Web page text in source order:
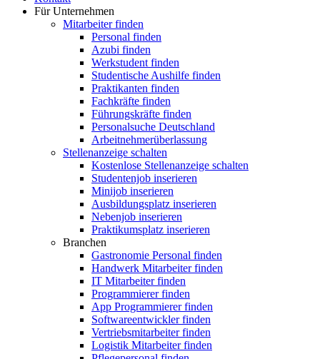
Für Unternehmen
Mitarbeiter finden
Personal finden
Azubi finden
Werkstudent finden
Studentische Aushilfe finden
Praktikanten finden
Fachkräfte finden
Führungskräfte finden
Personalsuche Deutschland
Arbeitnehmerüberlassung
Stellenanzeige schalten
Kostenlose Stellenanzeige schalten
Studentenjob inserieren
Minijob inserieren
Ausbildungsplatz inserieren
Nebenjob inserieren
Praktikumsplatz inserieren
Branchen
Gastronomie Personal finden
Handwerk Mitarbeiter finden
IT Mitarbeiter finden
Programmierer finden
App Programmierer finden
Softwareentwickler finden
Vertriebsmitarbeiter finden
Logistik Mitarbeiter finden